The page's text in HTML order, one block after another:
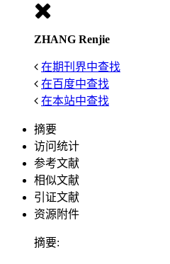
ZHANG Renjie
在期刊界中查找
在百度中查找
在本站中查找
摘要
访问统计
参考文献
相似文献
引证文献
资源附件
摘要: